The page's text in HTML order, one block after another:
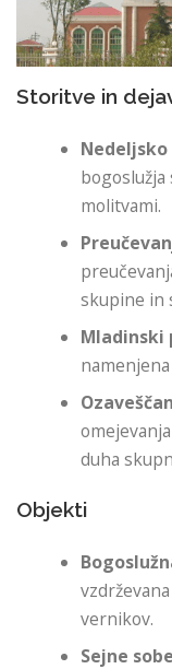
Storitve in
molitvami.
skupine in
Mladinski
duha
Objekti
vernikov.
Sejne sobe